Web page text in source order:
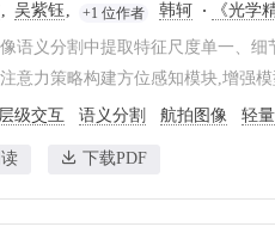
吴紫钰 +1 位作者 韩轲 《光学
语义分割中提取特征尺度单一、
意力策略构建方位感知模块,增强
级交互 语义分割 航拍图像 轻
下载PDF